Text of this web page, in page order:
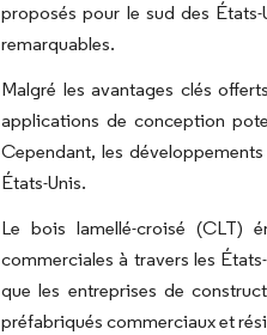
proposés pour le sud des
remarquables.
Malgré les avantages clés
applications de conception
Cependant, les
États-Unis.
Le bois lamellé-croisé (CLT)
commerciales à travers les
que les entreprises de
préfabriqués commerciaux et